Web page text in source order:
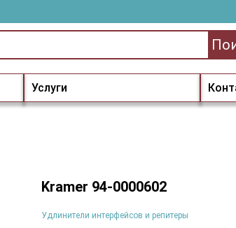
Услуги
Kramer 94-0000602
Удлинители интерфейсов и репитеры